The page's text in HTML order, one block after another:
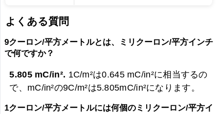
よくある質問
9クーロン/平方メートルとは、ミリクーロン/平方インチ
で何ですか？
5.805 mC/in². 1C/m²は0.645 mC/in²に相当するの
で、mC/in²の9C/m²は5.805mC/in²になります。
1クーロン/平方メートルには何個のミリクーロン/平方イ